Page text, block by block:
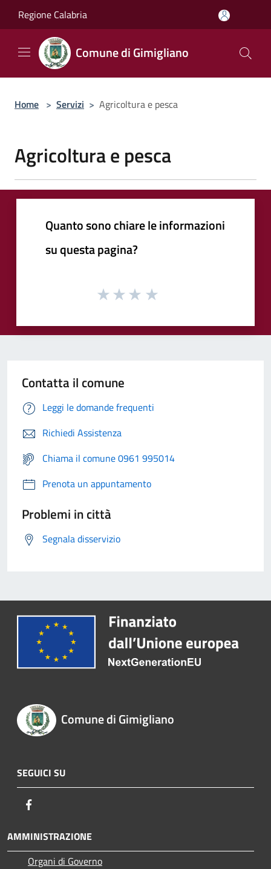
Regione Calabria
Comune di Gimigliano
Home > Servizi > Agricoltura e pesca
Agricoltura e pesca
Quanto sono chiare le informazioni
su questa pagina?
Contatta il comune
Leggi le domande frequenti
Richiedi Assistenza
Chiama il comune 0961 995014
Prenota un appuntamento
Problemi in città
Segnala disservizio
Comune di Gimigliano
SEGUICI SU
AMMINISTRAZIONE
Organi di Governo